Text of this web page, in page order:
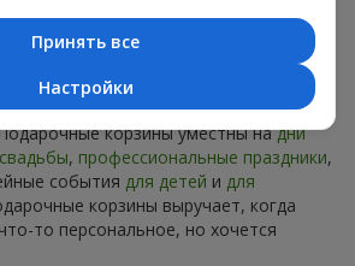
дарить
корзину?
корзины — отличное решение к
корзины уместны надни
свадьбы, профессиональные праздники,
события для детей и для
корзины выручает, когда
то персональное, но хочется
Принять все
Настройки